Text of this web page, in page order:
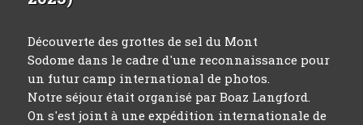
Découverte des grottes de sel du Mont
Sodome dans le cadre d'une reconnaissance pour
un futur camp international de photos.
Notre séjour était organisé par Boaz Langford.
On s'est joint à une expédition internationale de